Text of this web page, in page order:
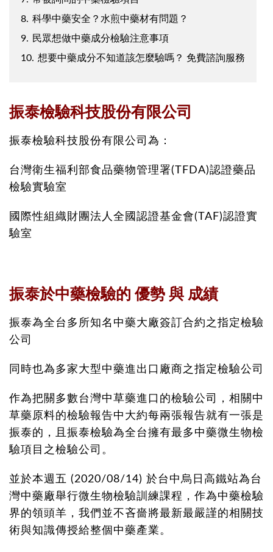
8. 科學中藥安全？水煎中藥材有問題？
9. 民眾想做中藥成分檢驗注意事項
10. 想要中藥成分不知道該怎麼驗嗎？ 免費諮詢服務
振泰檢驗科技股份有限公司
振泰檢驗科技股份有限公司為：
台灣衛生福利部食品藥物管理署(TFDA)認證藥品
檢驗實驗室
國際性組織財團法人全國認證基金會(TAF)認證實
驗室
振泰於中藥檢驗的 優勢 與 成績
振泰為全台多所知名中藥大廠簽訂合約之指定檢驗
公司
同時也為多家大型中藥進出口廠商之指定檢驗公司
作為把關多數台灣中草藥進口的檢驗公司，相關中
草藥原料的檢驗報告中大約每兩張報告就有一張是
振泰的，且振泰檢驗為全台擁有最多中藥微生物檢
驗項目之檢驗公司。
並於本週五 (2020/08/14) 於台中烏日高鐵站為台
灣中藥廠舉行微生物檢驗訓練課程，作為中藥檢驗
界的領頭羊，我們並不吝嗇將最新最嚴謹的相關技
術與知識傳授給整個中藥產業。